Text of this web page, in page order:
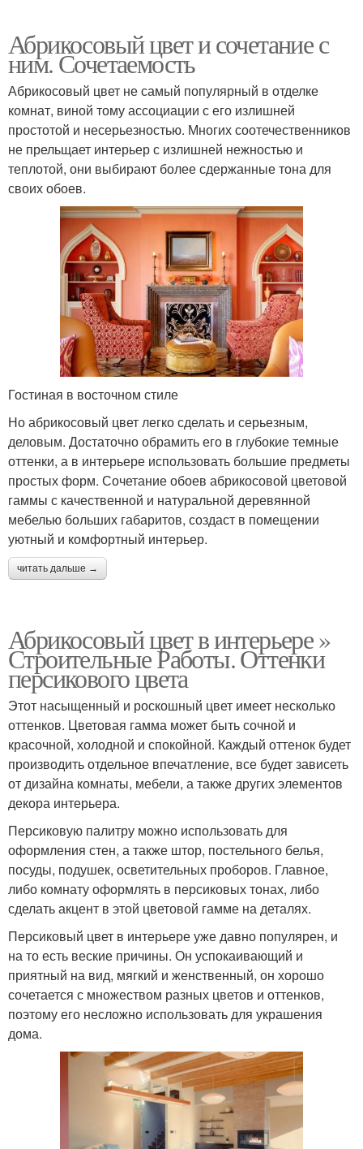
Абрикосовый цвет и сочетание с
ним. Сочетаемость
Абрикосовый цвет не самый популярный в отделке
комнат, виной тому ассоциации с его излишней
простотой и несерьезностью. Многих соотечественников
не прельщает интерьер с излишней нежностью и
теплотой, они выбирают более сдержанные тона для
своих обоев.
Гостиная в восточном стиле
Но абрикосовый цвет легко сделать и серьезным,
деловым. Достаточно обрамить его в глубокие темные
оттенки, а в интерьере использовать большие предметы
простых форм. Сочетание обоев абрикосовой цветовой
гаммы с качественной и натуральной деревянной
мебелью больших габаритов, создаст в помещении
уютный и комфортный интерьер.
читать дальше →
Абрикосовый цвет в интерьере »
Строительные Работы. Оттенки
персикового цвета
Этот насыщенный и роскошный цвет имеет несколько
оттенков. Цветовая гамма может быть сочной и
красочной, холодной и спокойной. Каждый оттенок будет
производить отдельное впечатление, все будет зависеть
от дизайна комнаты, мебели, а также других элементов
декора интерьера.
Персиковую палитру можно использовать для
оформления стен, а также штор, постельного белья,
посуды, подушек, осветительных проборов. Главное,
либо комнату оформлять в персиковых тонах, либо
сделать акцент в этой цветовой гамме на деталях.
Персиковый цвет в интерьере уже давно популярен, и
на то есть веские причины. Он успокаивающий и
приятный на вид, мягкий и женственный, он хорошо
сочетается с множеством разных цветов и оттенков,
поэтому его несложно использовать для украшения
дома.